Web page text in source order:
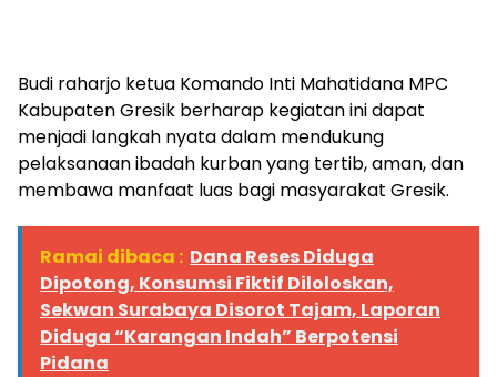
Budi raharjo ketua Komando Inti Mahatidana MPC
Kabupaten Gresik berharap kegiatan ini dapat
menjadi langkah nyata dalam mendukung
pelaksanaan ibadah kurban yang tertib, aman, dan
membawa manfaat luas bagi masyarakat Gresik.
Ramai dibaca : Dana Reses Diduga
Dipotong, Konsumsi Fiktif Diloloskan,
Sekwan Surabaya Disorot Tajam, Laporan
Diduga “Karangan Indah” Berpotensi
Pidana